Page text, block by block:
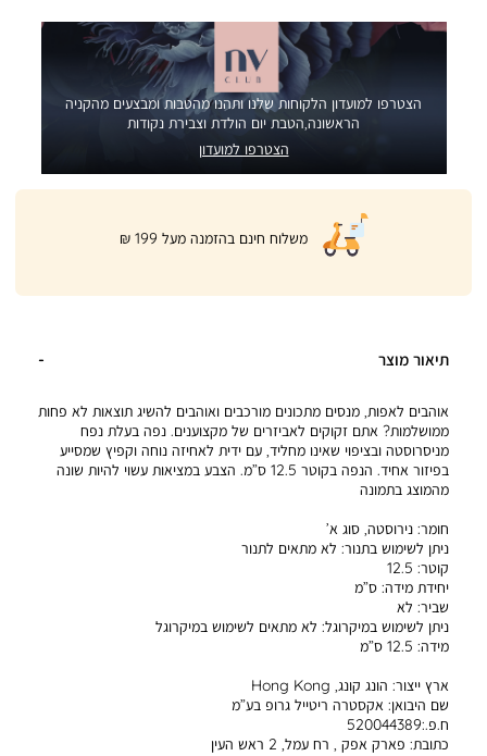
הצטרפו למועדון הלקוחות שלנו ותהנו מהטבות ומבצעים מהקניה
הראשונה,הטבת יום הולדת וצבירת נקודות
הצטרפו למועדון
|
product
page
banner
משלוח חינם בהזמנה מעל 199 ₪
תיאור מוצר
אוהבים לאפות, מנסים מתכונים מורכבים ואוהבים להשיג תוצאות לא פחות
ממושלמות? אתם זקוקים לאביזרים של מקצוענים. נפה בעלת נפח
מניסרוסטה ובציפוי שאינו מחליד, עם ידית לאחיזה נוחה וקפיץ שמסייע
בפיזור אחיד. הנפה בקוטר 12.5 ס”מ. הצבע במציאות עשוי להיות שונה
מהמוצג בתמונה
חומר: נירוסטה, סוג א’
ניתן לשימוש בתנור: לא מתאים לתנור
קוטר: 12.5
יחידת מידה: ס”מ
שביר: לא
ניתן לשימוש במיקרוגל: לא מתאים לשימוש במיקרוגל
מידה: 12.5 ס”מ
ארץ ייצור: הונג קונג, Hong Kong
שם היבואן: אקסטרה ריטייל גרופ בע”מ
ח.פ.:520044389
כתובת: פארק אפק , רח עמל, 2 ראש העין